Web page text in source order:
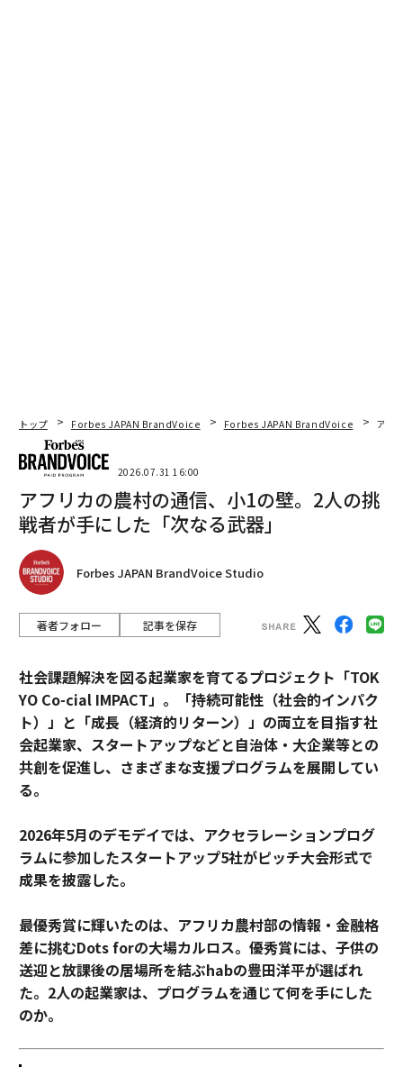
トップ Forbes JAPAN BrandVoice Forbes JAPAN BrandVoice アフ
2026.07.31 16:00
アフリカの農村の通信、小1の壁。2人の挑
戦者が手にした「次なる武器」
Forbes JAPAN BrandVoice Studio
著者フォロー 記事を保存
社会課題解決を図る起業家を育てるプロジェクト「TOK
YO Co-cial IMPACT」。
「持続可能性（社会的インパク
ト）」と「成長（経済的リターン）」の両立を目指す社
会起業家、スタートアップなどと自治体・大企業等との
共創を促進し、さまざまな支援プログラムを展開してい
る。
2026年5月のデモデイでは、アクセラレーションプログ
ラムに参加したスタートアップ5社がピッチ大会形式で
成果を披露した。
最優秀賞に輝いたのは、アフリカ農村部の情報・金融格
差に挑むDots forの大場カルロス。優秀賞には、子供の
送迎と放課後の居場所を結ぶhabの豊田洋平が選ばれ
た。2人の起業家は、プログラムを通じて何を手にした
のか。